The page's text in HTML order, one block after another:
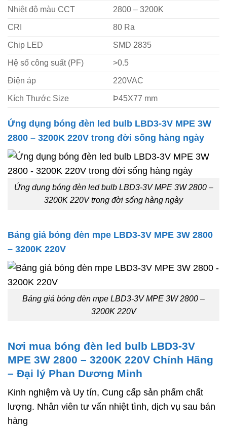
Nhiệt độ màu CCT 2800 – 3200K
CRI 80 Ra
Chip LED SMD 2835
Hệ số công suất (PF) >0.5
Điện áp 220VAC
Kích Thước Size Þ45X77 mm
Ứng dụng bóng đèn led bulb LBD3-3V MPE 3W
2800 – 3200K 220V trong đời sống hàng ngày
Ứng dụng bóng đèn led bulb LBD3-3V MPE 3W 2800 –
3200K 220V trong đời sống hàng ngày
Bảng giá bóng đèn mpe LBD3-3V MPE 3W 2800
– 3200K 220V
Bảng giá bóng đèn mpe LBD3-3V MPE 3W 2800 –
3200K 220V
Nơi mua bóng đèn led bulb LBD3-3V
MPE 3W 2800 – 3200K 220V Chính Hãng
– Đại lý Phan Dương Minh
Kinh nghiệm và Uy tín, Cung cấp sản phẩm chất
lượng. Nhân viên tư vấn nhiệt tình, dịch vụ sau bán
hàng